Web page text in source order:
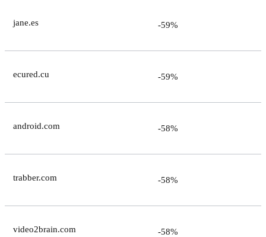
jane.es -59%
ecured.cu -59%
android.com -58%
trabber.com -58%
video2brain.com -58%